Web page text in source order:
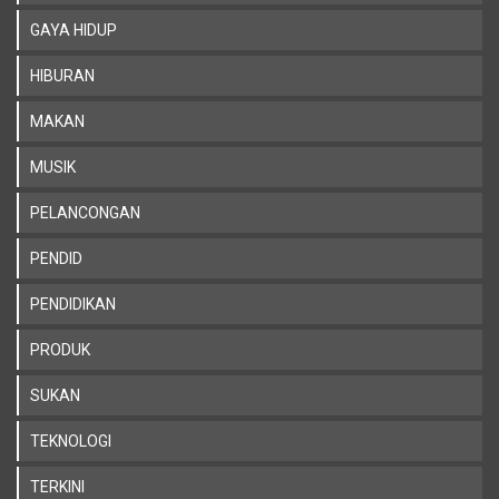
GAYA HIDUP
HIBURAN
MAKAN
MUSIK
PELANCONGAN
PENDID
PENDIDIKAN
PRODUK
SUKAN
TEKNOLOGI
TERKINI